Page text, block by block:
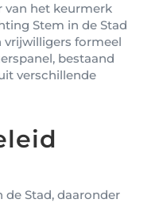
van het keurmerk
Stem in de Stad
vrijwilligers formeel
bestaand
verschillende
de Stad, daaronder